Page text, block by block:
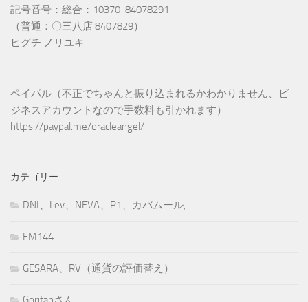
記号番号：総合：10370-84078291
（普通：〇三八店 8407829）
ヒグチ ノリユキ
ペイパル（不正でちゃんと振り込まれるかわかりません、ビ
ジネスアカウントなので手数料も引かれます）
https://paypal.me/oracleangel/
カテゴリー
DNI、Lev、NEVA、P1、カバムール,
FM144
GESARA、RV（通貨の評価替え）